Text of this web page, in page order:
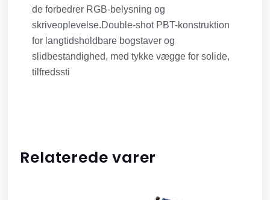
de forbedrer RGB-belysning og
skriveoplevelse.Double-shot PBT-konstruktion
for langtidsholdbare bogstaver og
slidbestandighed, med tykke vægge for solide,
tilfredssti
Relaterede varer